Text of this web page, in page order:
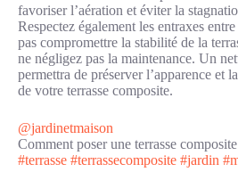
favoriser l’aération et éviter la
Respectez également les entraxes
pas compromettre la stabilité de la
ne négligez pas la maintenance. Un
permettra de préserver l’apparence et
de votre terrasse composite.
@jardinetmaison
Comment poser une terrasse
#terrasse #terrassecomposite #jardin